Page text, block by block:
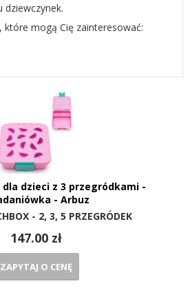
dziewczynek.
które mogą Cię zainteresować:
dla dzieci z 3 przegródkami -
- Arbuz
- 2, 3, 5 PRZEGRÓDEK
147.00 zł
ZAPYTAJ O CENĘ